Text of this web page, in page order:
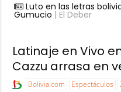
Luto en las letras
Gumucio | El Deber
Latinaje en Vivo
Cazzu arrasa en
Bolivia.com Espectáculos